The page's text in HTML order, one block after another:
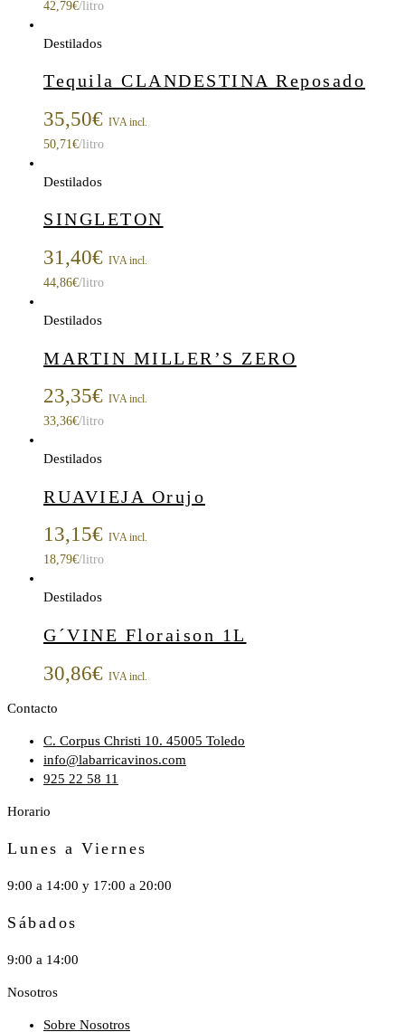
42,79€/litro
Destilados
Tequila CLANDESTINA Reposado
35,50€ IVA incl.
50,71 €/litro
Destilados
SINGLETON
31,40€ IVA incl.
44,86€/litro
Destilados
MARTIN MILLER’S ZERO
23,35€ IVA incl.
33,36€/litro
Destilados
RUAVIEJA Orujo
13,15€ IVA incl.
18,79€/litro
Destilados
G´VINE Floraison 1L
30,86€ IVA incl.
Contacto
C. Corpus Christi 10. 45005 Toledo
info@labarricavinos.com
925 22 58 11
Horario
Lunes a Viernes
9:00 a 14:00 y 17:00 a 20:00
Sábados
9:00 a 14:00
Nosotros
Sobre Nosotros